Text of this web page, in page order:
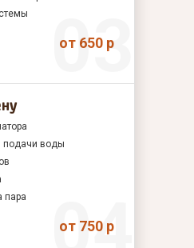
от 650 р
подачи воды
пара
от 750 р